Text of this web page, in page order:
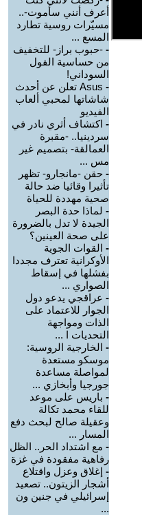
أعرف أنني سأموت-..
مسيّرات روسية تطارد
المسع ...
- -حبوب براز- للتخفيف
من حساسية الفول
السوداني!
-
Asus تعلن عن أحدث
شاشاتها لمحبي ألعاب
الفيديو
- اكتشاف أثري نادر في
سردينيا.. -مقبرة
العمالقة- بتصميم غير
مس ...
- حقن -مانجارو- تظهر
تأثيرا وقائيا ضد حالة
صحية مهددة للحياة
- لماذا حدة البصر
الجيدة لا تدل بالضرورة
على صحة العينين؟
- القوات الجوية
الأوكرانية تعترف مجددا
بفشلها في إسقاط
الصواري ...
- عراقجي يدعو دول
الجوار للاعتماد على
الذات ومواجهة
التحديات ا ...
- الخارجية الروسية:
موسكو مستعدة
لمواصلة مساعدة
جورجيا وأبخازي ...
- باريس على موعد
للقاء محمد تكالة
وعقيلة صالح لبحث دفع
المسار ...
- مع اشتداد الحر.. الظل
رفاهية مفقودة في غزة
- إغلاق وعزل واقتلاع
أشجار الزيتون.. تصعيد
إسرائيلي في جنين ون
...